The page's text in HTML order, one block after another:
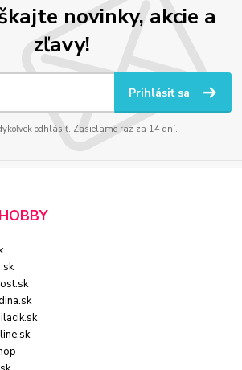
novinky, akcie a
zľavy!
Prihlásiť sa
odhlásiť. Zasielame raz za 14 dní.